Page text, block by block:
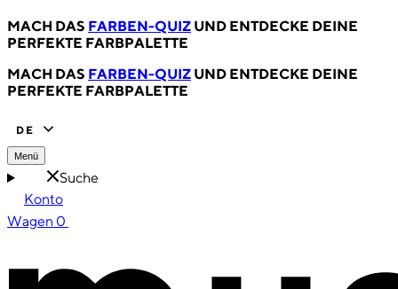
MACH DAS FARBEN-QUIZ UND ENTDECKE DEINE
PERFEKTE FARBPALETTE
MACH DAS FARBEN-QUIZ UND ENTDECKE DEINE
PERFEKTE FARBPALETTE
DE
Menü
Suche
Konto
Wagen 0